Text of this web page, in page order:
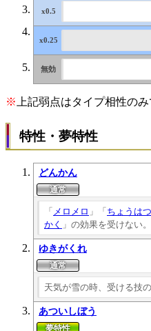
※ 上記弱点はタイプ相性の
特性・夢特性
どんかん
「 メロメロ 」「 ちょうはつ
かく 」の効果を受けない。
ゆきがくれ
天気が雪の時、受ける技
あついしぼう